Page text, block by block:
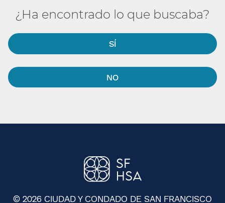
¿Ha encontrado lo que buscaba?​​
SÍ​​
NO​​
© 2026 CIUDAD Y CONDADO DE SAN FRANCISCO